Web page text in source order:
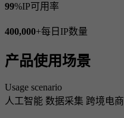
99%IP可用率
400,000+每日IP数量
产品使用场景
Usage scenario
人工智能 数据采集 跨境电商